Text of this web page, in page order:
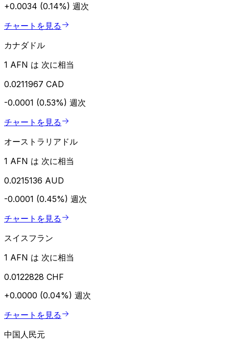
+0.0034 (0.14%) 週次
チャートを見る
カナダドル
1 AFN は 次に相当
0.0211967 CAD
-0.0001 (0.53%) 週次
チャートを見る
オーストラリアドル
1 AFN は 次に相当
0.0215136 AUD
-0.0001 (0.45%) 週次
チャートを見る
スイスフラン
1 AFN は 次に相当
0.0122828 CHF
+0.0000 (0.04%) 週次
チャートを見る
中国人民元